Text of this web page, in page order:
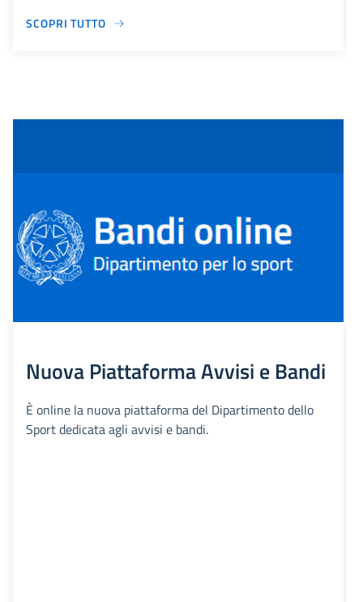
SCOPRI TUTTO
Nuova Piattaforma Avvisi e Bandi
È online la nuova piattaforma del Dipartimento dello
Sport dedicata agli avvisi e bandi.